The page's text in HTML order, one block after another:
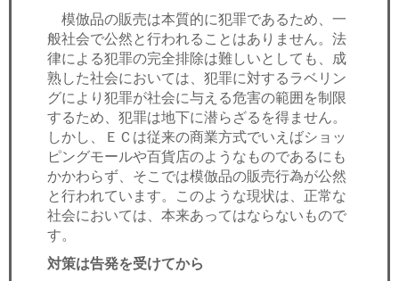
模倣品の販売は本質的に犯罪であるため、一
般社会で公然と行われることはありません。法
律による犯罪の完全排除は難しいとしても、成
熟した社会においては、犯罪に対するラベリン
グにより犯罪が社会に与える危害の範囲を制限
するため、犯罪は地下に潜らざるを得ません。
しかし、ＥＣは従来の商業方式でいえばショッ
ピングモールや百貨店のようなものであるにも
かかわらず、そこでは模倣品の販売行為が公然
と行われています。このような現状は、正常な
社会においては、本来あってはならないもので
す。
対策は告発を受けてから